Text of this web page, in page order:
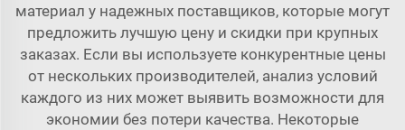
материал у надежных поставщиков, которые могут
предложить лучшую цену и скидки при крупных
заказах. Если вы используете конкурентные цены
от нескольких производителей, анализ условий
каждого из них может выявить возможности для
экономии без потери качества. Некоторые